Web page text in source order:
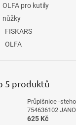
OLFA pro kutily
nůžky
FISKARS
OLFA
5 produktů
Průpišnice -
754636102
625 Kč